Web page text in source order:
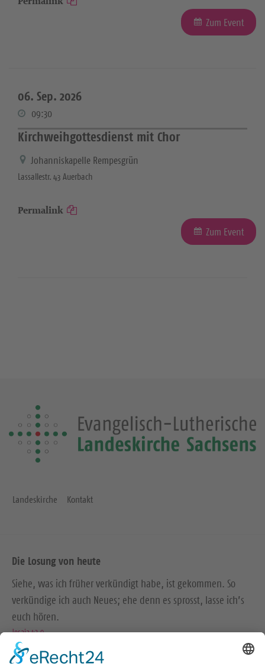
Zum Event
06. Sep. 2026
09:30
Kirchweihgottesdienst mit Chor
Johanniskapelle Rempesgrün
Lassallestr. 43 Auerbach
Permalink
Zum Event
Landeskirche Kontakt
Die Losung von heute
Siehe, was ich früher verkündigt habe, ist gekommen. So
verkündige ich auch Neues; ehe denn es sprosst, lasse ich’s
euch hören.
Jesaja 42,9
Der Menschensohn ist’s, der den guten Samen sät. Der Acker